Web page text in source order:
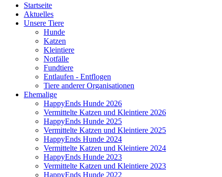
Startseite
Aktuelles
Unsere Tiere
Hunde
Katzen
Kleintiere
Notfälle
Fundtiere
Entlaufen - Entflogen
Tiere anderer Organisationen
Ehemalige
HappyEnds Hunde 2026
Vermittelte Katzen und Kleintiere 2026
HappyEnds Hunde 2025
Vermittelte Katzen und Kleintiere 2025
HappyEnds Hunde 2024
Vermittelte Katzen und Kleintiere 2024
HappyEnds Hunde 2023
Vermittelte Katzen und Kleintiere 2023
HappyEnds Hunde 2022